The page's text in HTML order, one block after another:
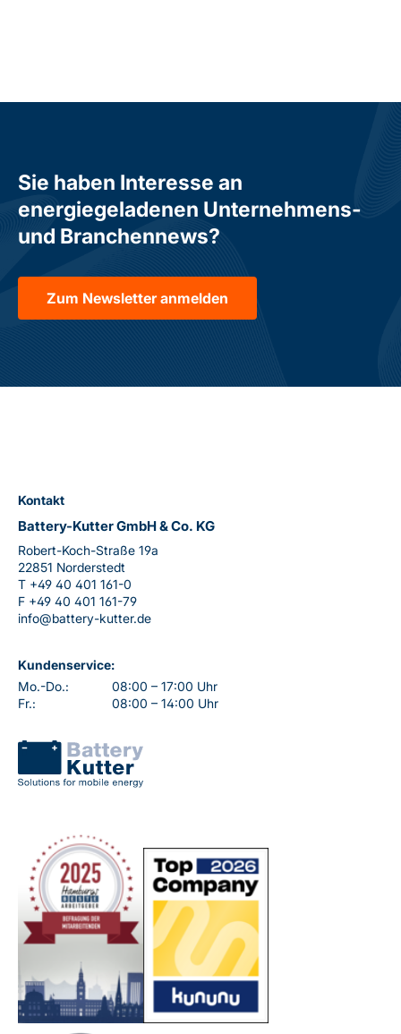
Sie haben Interesse an
energiegeladenen Unternehmens-
und Branchennews?
Zum Newsletter anmelden
Kontakt
Battery-Kutter GmbH & Co. KG
Robert-Koch-Straße 19a
22851 Norderstedt
T +49 40 401 161-0
F +49 40 401 161-79
info@battery-kutter.de
Kundenservice:
Mo.-Do.:
08:00 – 17:00 Uhr
Fr.:
08:00 – 14:00 Uhr